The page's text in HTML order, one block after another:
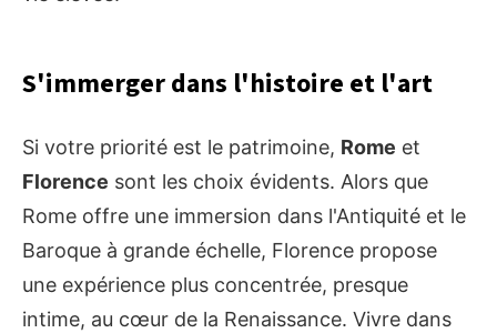
S'immerger dans l'histoire et l'art
Si votre priorité est le patrimoine, Rome et
Florence sont les choix évidents. Alors que
Rome offre une immersion dans l'Antiquité et le
Baroque à grande échelle, Florence propose
une expérience plus concentrée, presque
intime, au cœur de la Renaissance. Vivre dans